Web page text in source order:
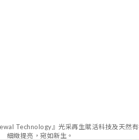
Technology』光采再生賦活科技及天然
細緻提亮，宛如新生。